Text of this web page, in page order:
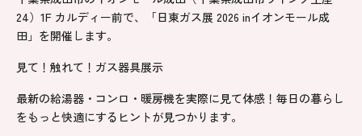
24）1F カルディー前で、「日東ガス展 2026 inイオンモール成
田」を開催します。
見て！触れて！ガス器具展示
最新の給湯器・コンロ・暖房機を実際に見て体感！毎日の暮らし
をもっと快適にするヒントが見つかります。